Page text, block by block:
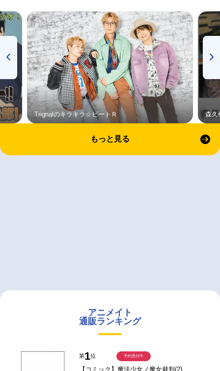
Trignalのキラキラ☆ビートＲ 森久
もっと見る
アニメイト
通販ランキング
第1位
【コミック】魔法少女ノ魔女裁判(2)
予約受付中